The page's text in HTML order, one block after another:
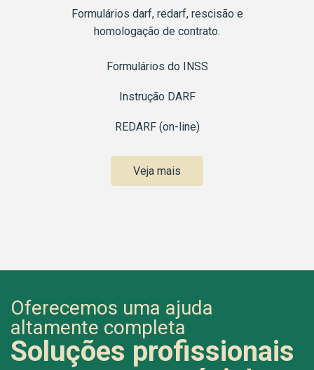
Formulários darf, redarf, rescisão e
homologação de contrato.
Formulários do INSS
Instrução DARF
REDARF (on-line)
Veja mais
Oferecemos uma ajuda
altamente completa
Soluções profissionais